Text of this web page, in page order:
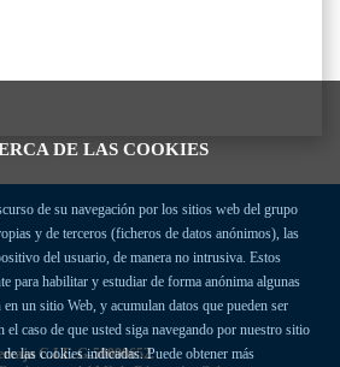
DE LAS COOKIES
de su navegación por los sitios web del grupo
y de terceros (ficheros de datos anónimos), las
del usuario, de manera no intrusiva. Estos
para habilitar y estudiar de forma anónima algunas
un sitio Web, y acumulan datos que pueden ser
el caso de que usted siga navegando por nuestro sitio
las cookies indicadas. Puede obtener más
C.I.F. G-50000652.